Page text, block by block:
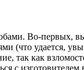
Во-первых,
(что удается,
так как